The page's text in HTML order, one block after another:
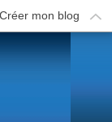
Créer mon blog